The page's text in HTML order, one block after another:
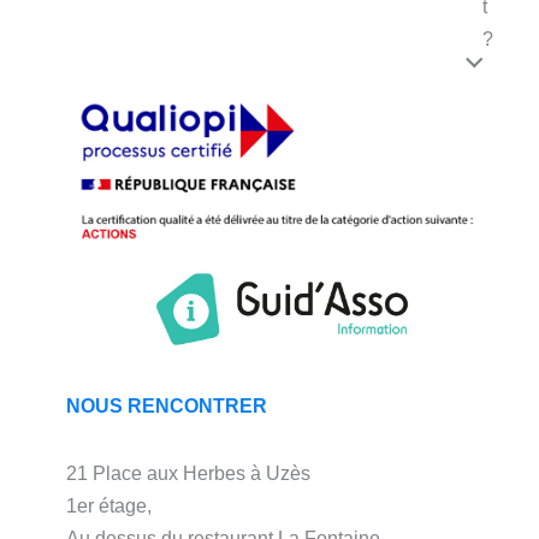
t
?
NOUS RENCONTRER
21 Place aux Herbes à Uzès
1er étage,